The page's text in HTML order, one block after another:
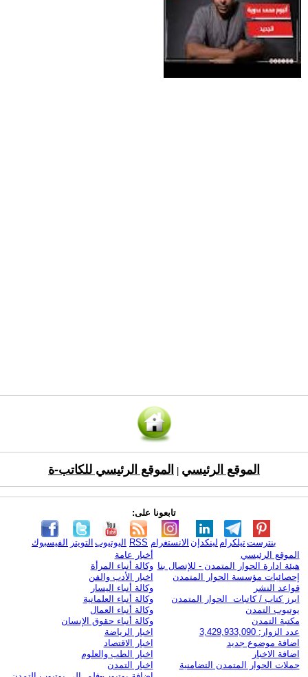
الموقع الرئيسي الموقع الرئيسي للكاتب-ة
تابعونا على:
الفيسبوك التويتر اليوتيوب RSS الانستغرام لينكدإن تيلكرامبنترست
الموقع الرئيسي
هيئة ادارة الحوار المتمدن - للإتصال بنا
إحصائيات مؤسسة الحوار المتمدن
قواعد النشر
ابرز كتاب / كاتبات الحوار المتمدن
يوتيوب التمدن
مكتبة التمدن
عدد الزوار: 3,429,933,090
اضافة موضوع جديد
اضافة الاخبار
حملات الحوار المتمدن التضامنية
أخبار عامة
وكالة أنباء المرأة
اخبار الأدب والفن
وكالة أنباء اليسار
وكالة أنباء العلمانية
وكالة أنباء العمال
وكالة أنباء حقوق الإنسان
اخبار الرياضة
اخبار الاقتصاد
اخبار الطب والعلوم
اخبار التمدن